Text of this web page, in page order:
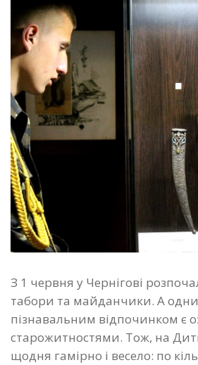
З 1 червня у Чернігові
табори та майданчики. А
пізнавальним відпочинком є
старожитностями. Тож, на
щодня гамірно і весело: по